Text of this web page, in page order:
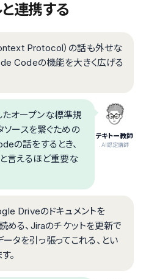
連携する
Protocol）の話も外せな
Codeの機能を大きく広げる
テキトー教師
.AI認定講師
オープンな標準規
ソースを繋ぐための
の話をするとき、
言えるほど重要な
Driveのドキュメントを
る、Jiraのチケットを更新で
タを引っ張ってこれる、とい
。